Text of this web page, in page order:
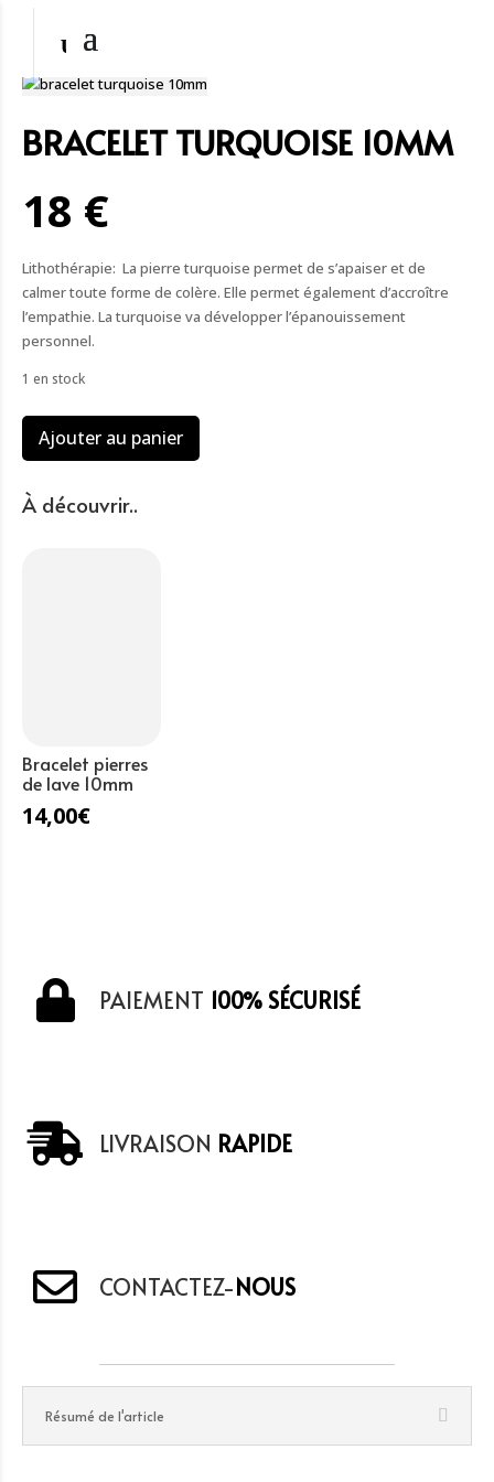
BRACELET TURQUOISE 10MM
18 €
Lithothérapie: La pierre turquoise permet de s’apaiser et de
calmer toute forme de colère. Elle permet également d’accroître
l’empathie. La turquoise va développer l’épanouissement
personnel.
1 en stock
quantité
turquoise
Ajouter au panier
À découvrir..
Bracelet pierres
de lave 10mm
14,00€
PAIEMENT 100% SÉCURISÉ
LIVRAISON RAPIDE
CONTACTEZ-NOUS
Résumé de l'article